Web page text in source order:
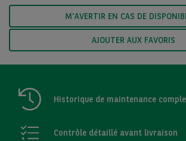
M'AVERTIR EN CAS DE
AJOUTER AUX FAVORIS
Historique de maintenance
Contrôle détaillé avant livraison